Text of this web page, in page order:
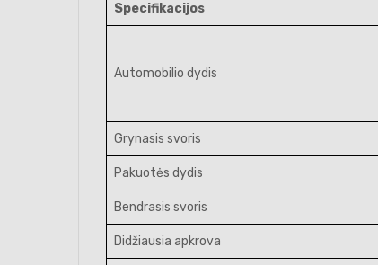
Specifikacijos
Automobilio dydis
Grynasis svoris
Pakuotės dydis
Bendrasis svoris
Didžiausia apkrova